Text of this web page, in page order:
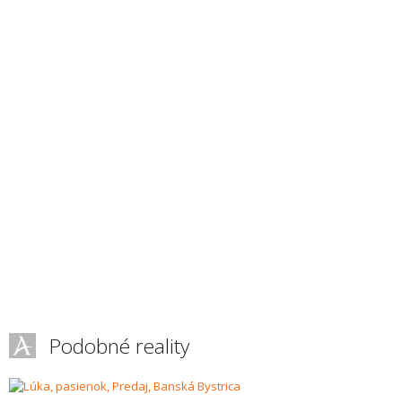
Podobné reality